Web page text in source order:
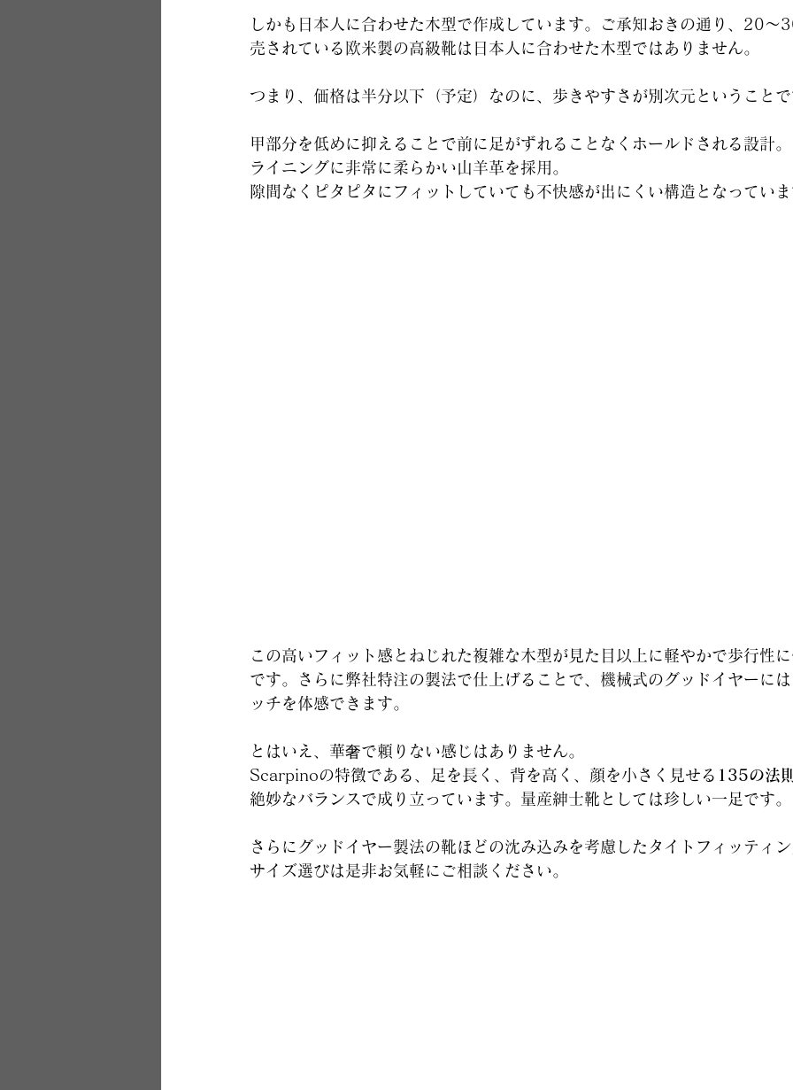
しかも日本人に合わせた木型で作成しています。ご承知おきの通り、20～
売されている欧米製の高級靴は日本人に合わせた木型ではありません。
つまり、価格は半分以下（予定）なのに、歩きやすさが別次元ということ
甲部分を低めに抑えることで前に足がずれることなくホールドされる設計。
ライニングに非常に柔らかい山羊革を採用。
隙間なくピタピタにフィットしていても不快感が出にくい構造となってい
この高いフィット感とねじれた複雑な木型が見た目以上に軽やかで歩行性
です。さらに弊社特注の製法で仕上げることで、機械式のグッドイヤーに
ッチを体感できます。
とはいえ、華奢で頼りない感じはありません。
Scarpinoの特徴である、足を長く、背を高く、顔を小さく見せる 135の法
絶妙なバランスで成り立っています。量産紳士靴としては珍しい一足です。
さらにグッドイヤー製法の靴ほどの沈み込みを考慮したタイトフィッティ
サイズ選びは是非お気軽にご相談ください。